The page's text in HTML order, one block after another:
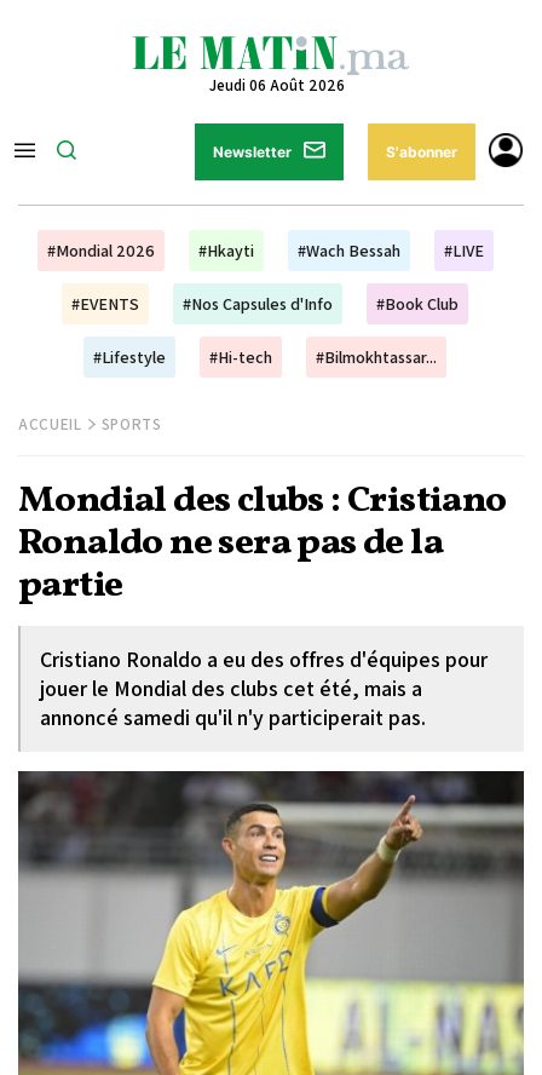
Jeudi 06 Août 2026
Newsletter S'abonner
#Mondial 2026 #Hkayti #Wach Bessah #LIVE
#EVENTS #Nos Capsules d'Info #Book Club
#Lifestyle #Hi-tech #Bilmokhtassar...
ACCUEIL SPORTS
Mondial des clubs : Cristiano
Ronaldo ne sera pas de la
partie
Cristiano Ronaldo a eu des offres d'équipes pour
jouer le Mondial des clubs cet été, mais a
annoncé samedi qu'il n'y participerait pas.